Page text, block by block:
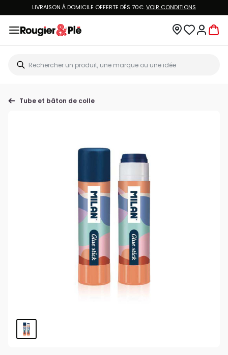
LIVRAISON À DOMICILE OFFERTE DÈS 70€.VOIR CONDITIONS
Tube et bâton de colle